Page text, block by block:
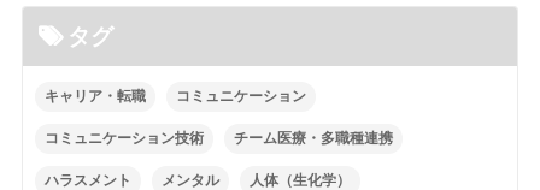
タグ
キャリア・転職 コミュニケーション
コミュニケーション技術 チーム医療・多職種連携
ハラスメント メンタル 人体（生化学）